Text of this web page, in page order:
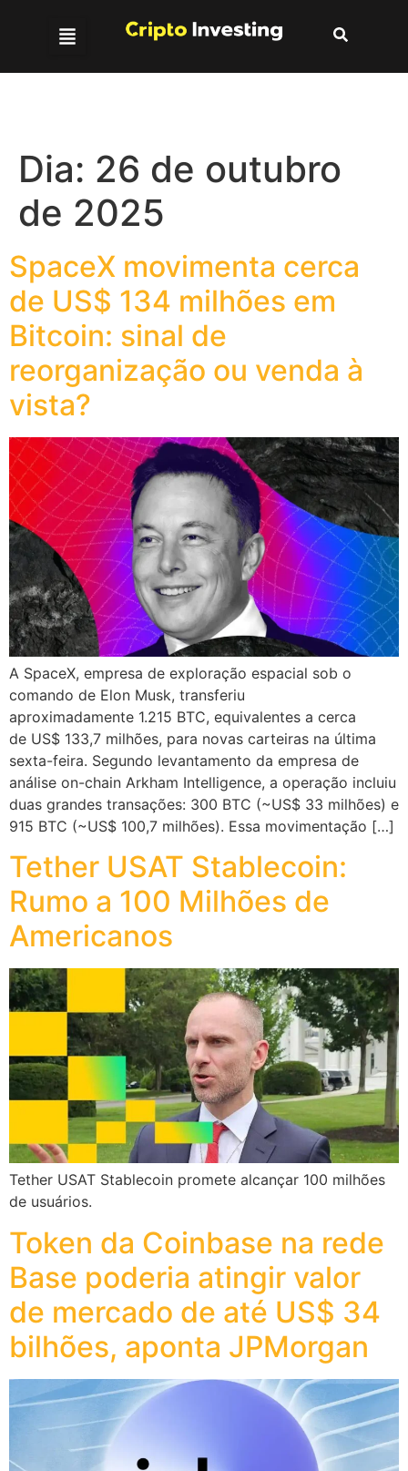
Dia: 26 de outubro
de 2025
SpaceX movimenta cerca
de US$ 134 milhões em
Bitcoin: sinal de
reorganização ou venda à
vista?
A SpaceX, empresa de exploração espacial sob o
comando de Elon Musk, transferiu
aproximadamente 1.215 BTC, equivalentes a cerca
de US$ 133,7 milhões, para novas carteiras na última
sexta-feira. Segundo levantamento da empresa de
análise on-chain Arkham Intelligence, a operação incluiu
duas grandes transações: 300 BTC (~US$ 33 milhões) e
915 BTC (~US$ 100,7 milhões). Essa movimentação […]
Tether USAT Stablecoin:
Rumo a 100 Milhões de
Americanos
Tether USAT Stablecoin promete alcançar 100 milhões
de usuários.
Token da Coinbase na rede
Base poderia atingir valor
de mercado de até US$ 34
bilhões, aponta JPMorgan